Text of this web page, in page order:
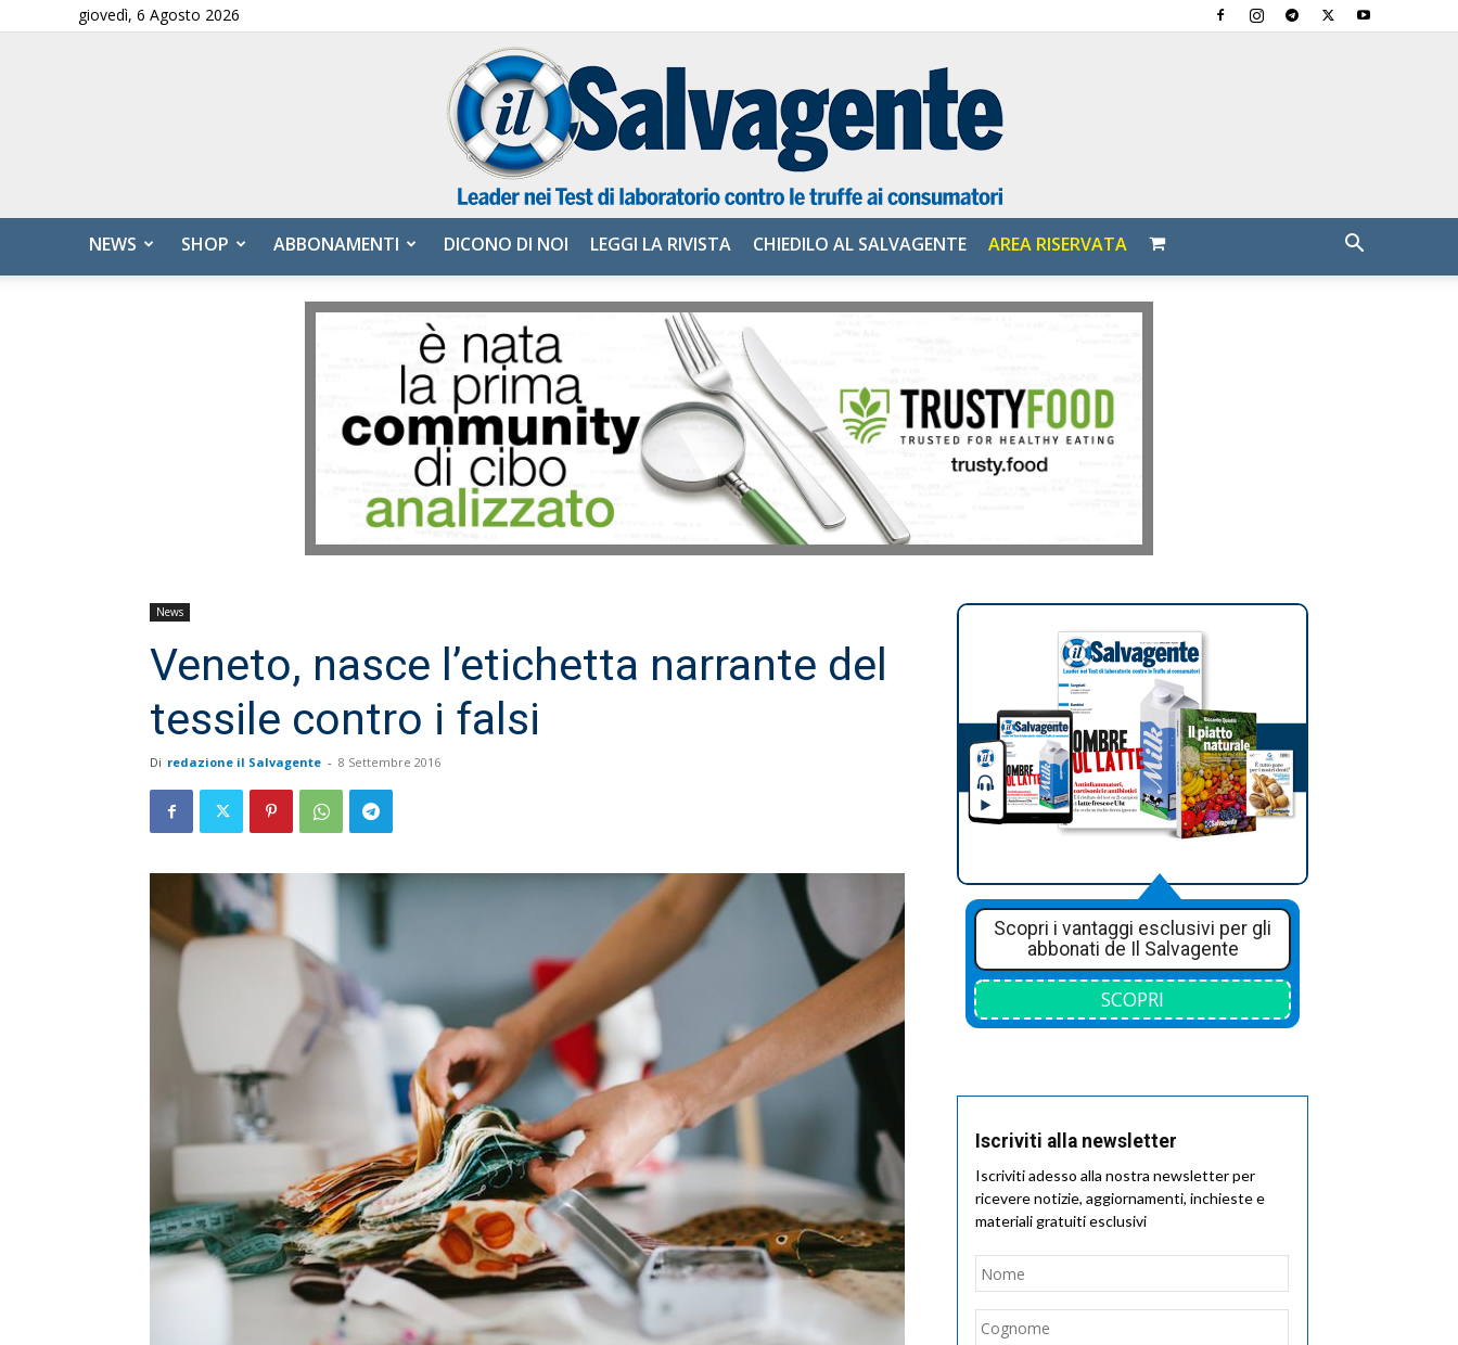
giovedì, 6 Agosto 2026
Salvagente
NEWS SHOP ABBONAMENTI DICONO DI NOI LEGGI LA RIVISTA CHIEDILO AL SALVAGENTE AREA RISERVATA
News
Veneto, nasce l’etichetta narrante del
tessile contro i falsi
Di redazione il Salvagente - 8 Settembre 2016
Scopri i vantaggi esclusivi per gli
abbonati de Il Salvagente
SCOPRI
Iscriviti alla newsletter
Iscriviti adesso alla nostra newsletter per
ricevere notizie, aggiornamenti, inchieste e
materiali gratuiti esclusivi
Nome